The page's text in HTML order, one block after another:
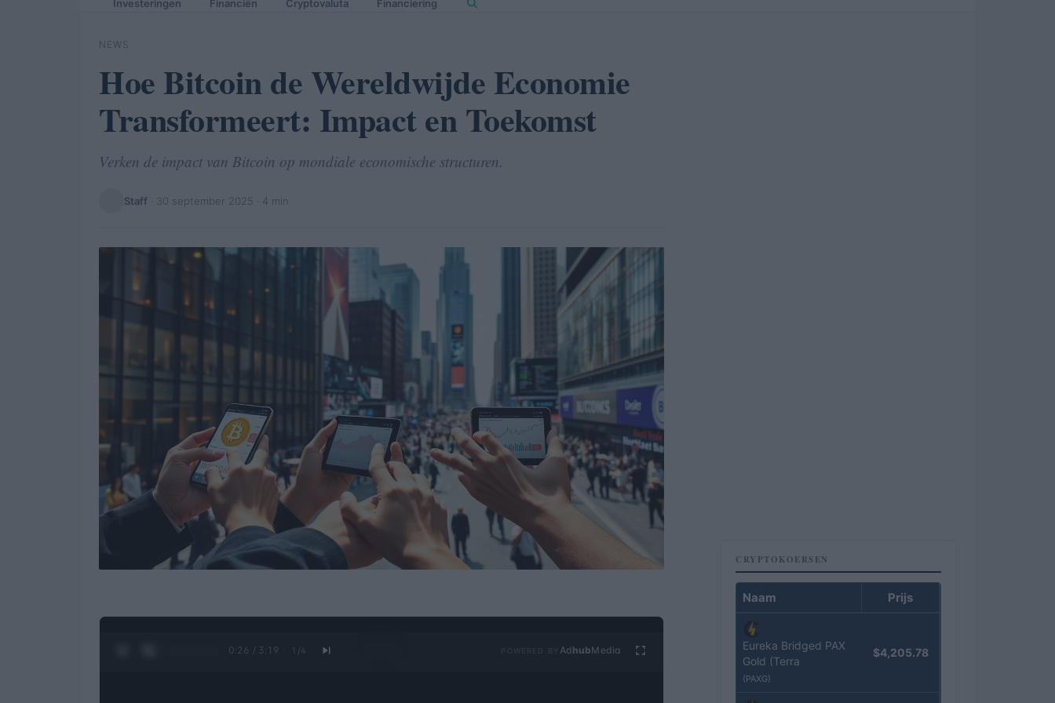
Investeringen Financiën Cryptovaluta Financiering
NEWS
Hoe Bitcoin de Wereldwijde Economie
Transformeert: Impact en Toekomst
Verken de impact van Bitcoin op mondiale economische structuren.
Staff 30 september 2025 · 4 min
0:27 / 3:19 1 /4 Ad hubMedia
CRYPTOKOERSEN
Naam Prijs
Eureka Bridged PAX
Gold (Terra
(PAXG)
$4,205.78